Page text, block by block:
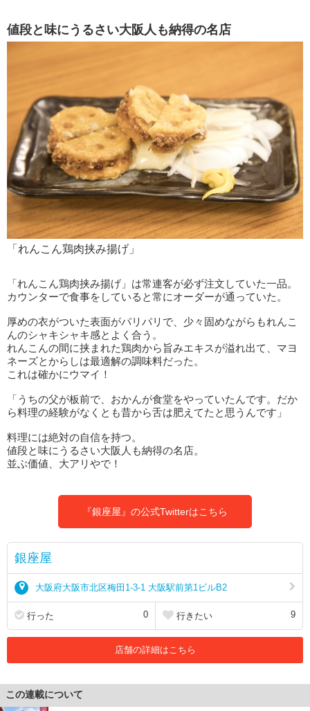
値段と味にうるさい大阪人も納得の名店
「れんこん鶏肉挟み揚げ」
「れんこん鶏肉挟み揚げ」は常連客が必ず注文していた一品。
カウンターで食事をしていると常にオーダーが通っていた。
厚めの衣がついた表面がパリパリで、少々固めながらもれんこ
んのシャキシャキ感とよく合う。
れんこんの間に挟まれた鶏肉から旨みエキスが溢れ出て、マヨ
ネーズとからしは最適解の調味料だった。
これは確かにウマイ！
「うちの父が板前で、おかんが食堂をやっていたんです。だか
ら料理の経験がなくとも昔から舌は肥えてたと思うんです」
料理には絶対の自信を持つ。
値段と味にうるさい大阪人も納得の名店。
並ぶ価値、大アリやで！
『銀座屋』の公式Twitterはこちら
銀座屋
大阪府大阪市北区梅田1-3-1 大阪駅前第1ビルB2
行った 0 行きたい 9
店舗の詳細はこちら
この連載について